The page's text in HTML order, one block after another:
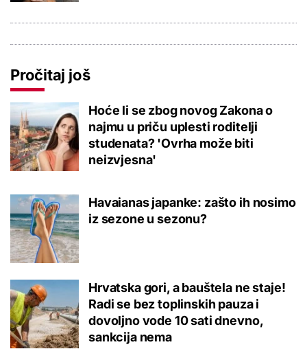
Pročitaj još
Hoće li se zbog novog Zakona o
najmu u priču uplesti roditelji
studenata? 'Ovrha može biti
neizvjesna'
Havaianas japanke: zašto ih nosimo
iz sezone u sezonu?
Hrvatska gori, a bauštela ne staje!
Radi se bez toplinskih pauza i
dovoljno vode 10 sati dnevno,
sankcija nema